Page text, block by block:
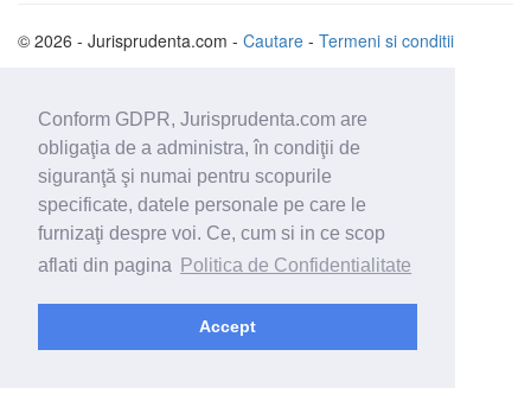
Conform GDPR, Jurisprudenta.com are
obligaţia de a administra, în condiţii de
siguranţă şi numai pentru scopurile
specificate, datele personale pe care le
furnizaţi despre voi. Ce, cum si in ce scop
aflati din pagina
Politica de Confidentialitate
Accept
© 2026 - Jurisprudenta.com - Cautare - Termeni si conditii